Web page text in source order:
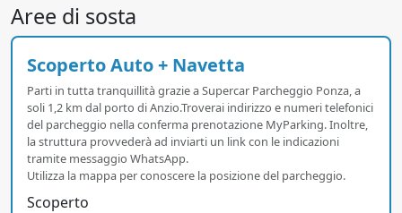
Aree di sosta
Scoperto Auto + Navetta
Parti in tutta tranquillità grazie a Supercar Parcheggio Ponza, a
soli 1,2 km dal porto di Anzio.Troverai indirizzo e numeri telefonici
del parcheggio nella conferma prenotazione MyParking. Inoltre,
la struttura provvederà ad inviarti un link con le indicazioni
tramite messaggio WhatsApp.
Utilizza la mappa per conoscere la posizione del parcheggio.
Scoperto